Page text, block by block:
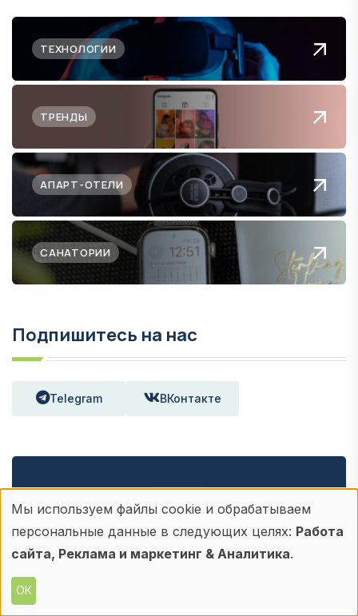
ТЕХНОЛОГИИ
ТРЕНДЫ
АПАРТ-ОТЕЛИ
САНАТОРИИ
Подпишитесь на нас
Telegram ВКонтакте
Еженедельная рассылка
Читайте ключевые материалы недели в
Использование
персональных
данных
Мы используем файлы cookie и обрабатываем
персональные данные в следующих целях: Работа
сайта, Реклама и маркетинг & Аналитика.
ОК